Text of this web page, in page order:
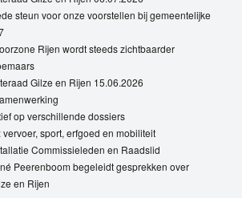
steun voor onze voorstellen bij gemeentelijke
Rijen wordt steeds zichtbaarder
Gilze en Rijen 15.06.2026
op verschillende dossiers
vervoer, sport, erfgoed en mobiliteit
Commissieleden en Raadslid
Peerenboom begeleidt gesprekken over
en Rijen